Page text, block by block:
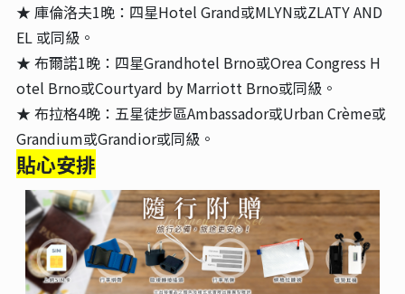
★ 庫倫洛夫1晚：四星Hotel Grand或MLYN或ZLATY AND
EL 或同級。
★ 布爾諾1晚：四星Grandhotel Brno或Orea Congress H
otel Brno或Courtyard by Marriott Brno或同級。
★ 布拉格4晚：五星徒步區Ambassador或Urban Crème或
Grandium或Grandior或同級。
貼心安排